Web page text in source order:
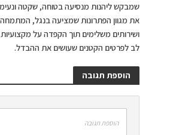
שמבקש ליהנות מנסיעה בטוחה, שקטה
את מגוון הפתרונות שמציעה בנגל,
ושירותים משלימים תוך הקפדה על
לב לפרטים הקטנים שעושים את ההבדל.
הוספת תגובה
הוספת תגובה